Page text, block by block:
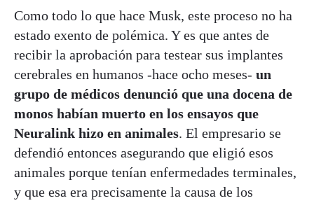
Como todo lo que hace Musk, este proceso no ha
estado exento de polémica. Y es que antes de
recibir la aprobación para testear sus implantes
cerebrales en humanos -hace ocho meses- un
grupo de médicos denunció que una docena de
monos habían muerto en los ensayos que
Neuralink hizo en animales. El empresario se
defendió entonces asegurando que eligió esos
animales porque tenían enfermedades terminales,
y que esa era precisamente la causa de los